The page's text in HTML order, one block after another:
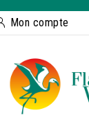
Mon compte